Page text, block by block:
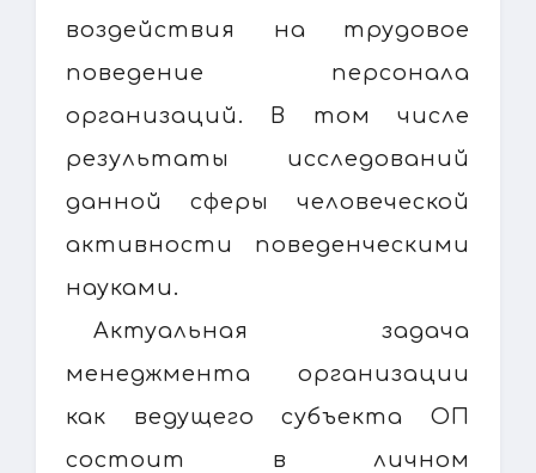
воздействия на трудовое
поведение персонала
организаций. В том числе
результаты исследований
данной сферы человеческой
активности поведенческими
науками.
Актуальная задача
менеджмента организации
как ведущего субъекта ОП
состоит в личном